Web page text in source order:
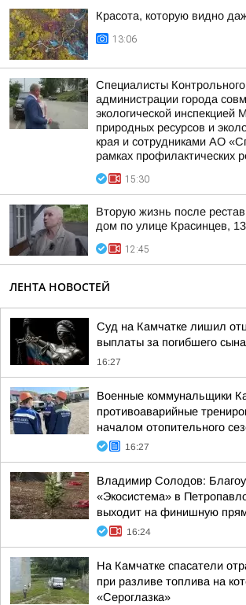
Красота, которую видно
13:06
Специалисты
администрации города
экологической инспекцией
природных ресурсов и
края и сотрудниками АО
рамках профилактических
15:30
Вторую жизнь после
дом по улице Красинцев, 13
12:45
ЛЕНТА НОВОСТЕЙ
Суд на Камчатке лишил
выплаты за погибшего
16:27
Военные коммунальщики
противоаварийные
началом отопительного
16:27
Владимир Солодов:
«Экосистема» в
выходит на финишную
16:24
На Камчатке спасатели
при разливе топлива на
«Сероглазка»